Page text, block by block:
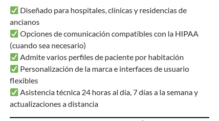
Diseñado para hospitales, clínicas y residencias de
ancianos
Opciones de comunicación compatibles con la HIPAA
(cuando sea necesario)
Admite varios perfiles de paciente por habitación
Personalización de la marca e interfaces de usuario
flexibles
Asistencia técnica 24 horas al día, 7 días a la semana y
actualizaciones a distancia